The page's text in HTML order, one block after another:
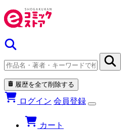
履歴を全て削除する
ログイン 会員登録
カート